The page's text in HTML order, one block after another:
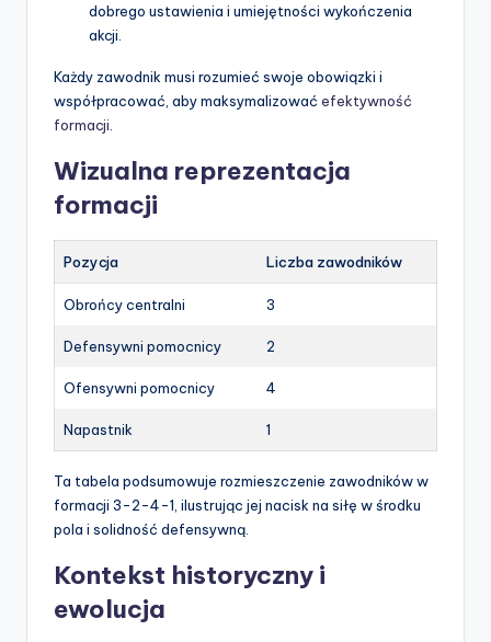
dobrego ustawienia i umiejętności wykończenia
akcji.
Każdy zawodnik musi rozumieć swoje obowiązki i
współpracować, aby maksymalizować efektywność
formacji.
Wizualna reprezentacja
formacji
Pozycja Liczba zawodników
Obrońcy centralni 3
Defensywni pomocnicy 2
Ofensywni pomocnicy 4
Napastnik 1
Ta tabela podsumowuje rozmieszczenie zawodników w
formacji 3-2-4-1, ilustrując jej nacisk na siłę w środku
pola i solidność defensywną.
Kontekst historyczny i
ewolucja